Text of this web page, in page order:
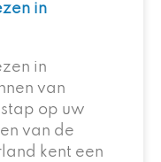
in
in
van
op uw
van de
kent een